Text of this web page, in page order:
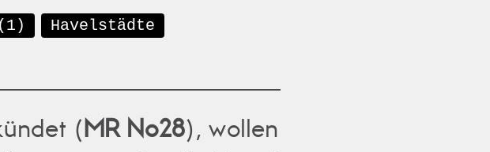
Havelstädte
(MR No28), wollen